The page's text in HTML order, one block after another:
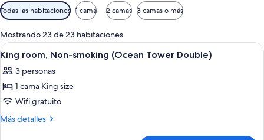
Filtros
disponibles
para
las
habitaciones
Todas las habitaciones 1 cama 2 camas 3 camas o más
Mostrando 23 de 23 habitaciones
Ver
todas
las
fotos
de
King
Caja de seguridad en la habitación y
14
King room, Non-smoking (Ocean Tower Double)
3 personas
1 cama King size
Wifi gratuito
Más detalles
Más